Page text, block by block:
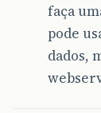
faça
pode
dados,